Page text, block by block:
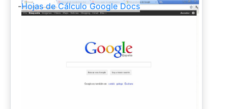
-Hojas de Cálculo Google Docs